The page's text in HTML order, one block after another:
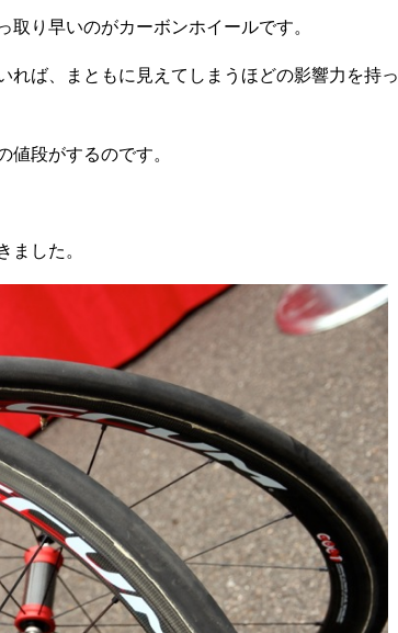
り早いのがカーボンホイールです。
れば、まともに見えてしまうほどの影響力を持っ
値段がするのです。
ました。